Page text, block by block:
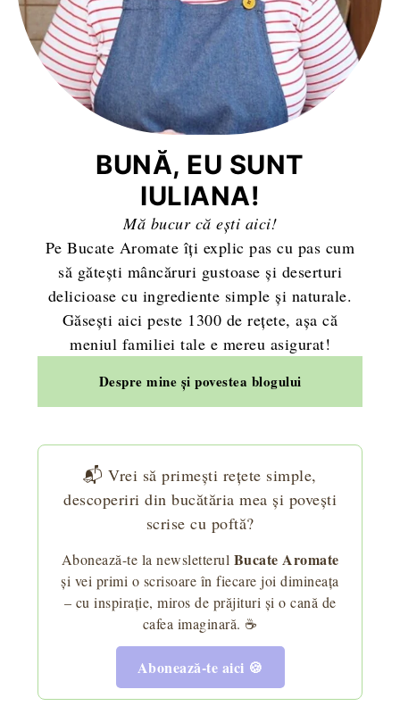
BUNĂ, EU SUNT
IULIANA!
Mă bucur că ești aici!
Pe Bucate Aromate îți explic pas cu pas cum
să gătești mâncăruri gustoase și deserturi
delicioase cu ingrediente simple și naturale.
Găsești aici peste 1300 de rețete, așa că
meniul familiei tale e mereu asigurat!
Despre mine și povestea blogului
📬 Vrei să primești rețete simple,
descoperiri din bucătăria mea și povești
scrise cu poftă?
Abonează-te la newsletterul Bucate Aromate
și vei primi o scrisoare în fiecare joi dimineața
– cu inspirație, miros de prăjituri și o cană de
cafea imaginară. ☕
Abonează-te aici 🍪